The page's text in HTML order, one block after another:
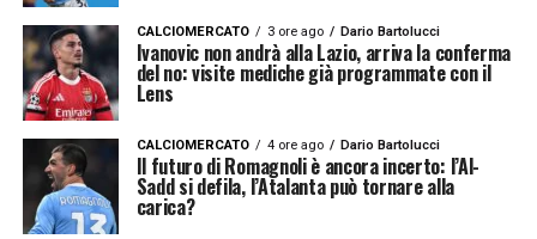
CALCIOMERCATO 3 ore ago Dario Bartolucci
Ivanovic non andrà alla Lazio, arriva la conferma
del no: visite mediche già programmate con il
Lens
CALCIOMERCATO 4 ore ago Dario Bartolucci
Il futuro di Romagnoli è ancora incerto: l’Al-
Sadd si defila, l’Atalanta può tornare alla
carica?